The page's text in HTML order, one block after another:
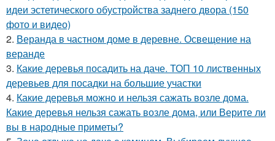
идеи эстетического обустройства заднего двора (150
фото и видео)
2. Веранда в частном доме в деревне. Освещение на
веранде
3. Какие деревья посадить на даче. ТОП 10 лиственных
деревьев для посадки на большие участки
4. Какие деревья можно и нельзя сажать возле дома.
Какие деревья нельзя сажать возле дома, или Верите ли
вы в народные приметы?